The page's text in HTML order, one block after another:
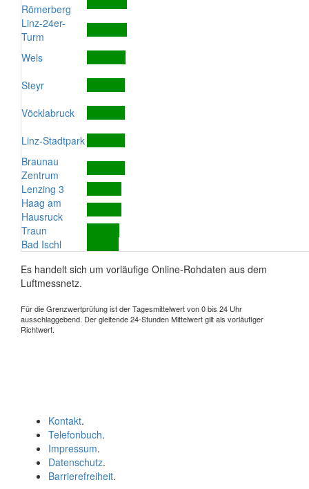
Römerberg
Linz-24er-
Turm
Wels
Steyr
Vöcklabruck
Linz-Stadtpark
Braunau
Zentrum
Lenzing 3
Haag am
Hausruck
Traun
Bad Ischl
Es handelt sich um vorläufige Online-Rohdaten aus dem
Luftmessnetz.
Für die Grenzwertprüfung ist der Tagesmittelwert von 0 bis 24 Uhr
ausschlaggebend. Der gleitende 24-Stunden Mittelwert gilt als vorläufiger
Richtwert.
Kontakt.
Telefonbuch.
Impressum.
Datenschutz.
Barrierefreiheit.